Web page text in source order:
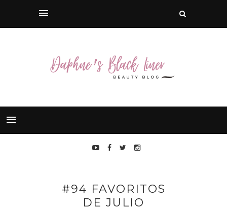
#94 FAVORITOS
DE JULIO